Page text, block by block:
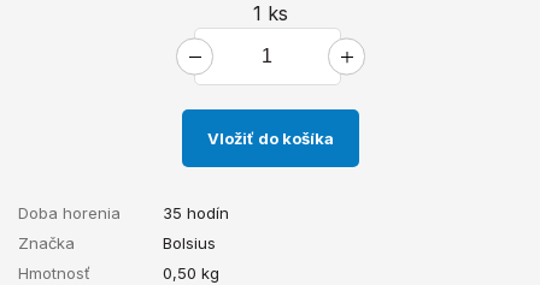
1 ks
Vložiť do košíka
Doba horenia
35 hodín
Značka
Bolsius
Hmotnosť
0,50 kg